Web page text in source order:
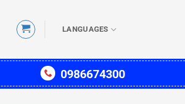
LANGUAGES
0986674300